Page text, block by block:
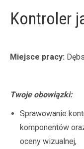
Kontroler
Miejsce pracy:
Twoje obowiązki:
Sprawowanie
komponentów
oceny wizualnej,